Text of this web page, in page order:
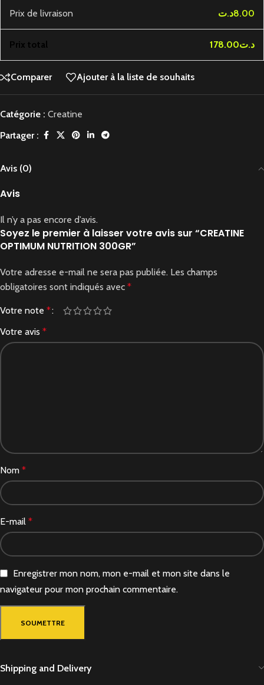
Prix ​​de livraison 8.00د.ت
Prix ​​total 178.00د.ت
Comparer Ajouter à la liste de souhaits
Catégorie : Creatine
Partager :
Avis (0)
Avis
Il n’y a pas encore d’avis.
Soyez le premier à laisser votre avis sur “CREATINE
OPTIMUM NUTRITION 300GR”
Votre adresse e-mail ne sera pas publiée. Les champs
obligatoires sont indiqués avec *
Votre note *
Votre avis *
Nom *
E-mail *
Enregistrer mon nom, mon e-mail et mon site dans le
navigateur pour mon prochain commentaire.
Shipping and Delivery